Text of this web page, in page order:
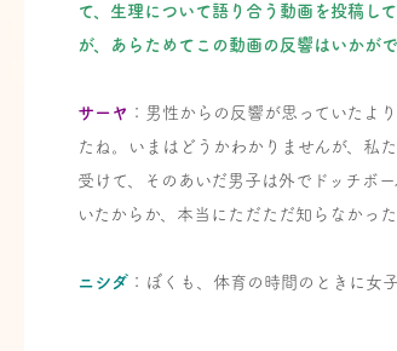
て、生理について語り合う動画を投稿し
が、あらためてこの動画の反響はいかが
サーヤ ：男性からの反響が思っていたよ
たね。いまはどうかわかりませんが、私
受けて、そのあいだ男子は外でドッチボ
いたからか、本当にただただ知らなかっ
ニシダ ：ぼくも、体育の時間のときに女